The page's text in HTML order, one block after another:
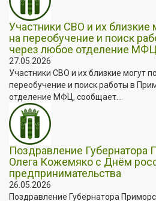
Участники СВО и их близкие
на переобучение и поиск
через любое отделение МФЦ
27.05.2026
Участники СВО и их близкие могут
переобучение и поиск работы в
отделение МФЦ, сообщает...
Поздравление Губернатора
Олега Кожемяко с Днём
предпринимательства
26.05.2026
Поздравление Губернатора